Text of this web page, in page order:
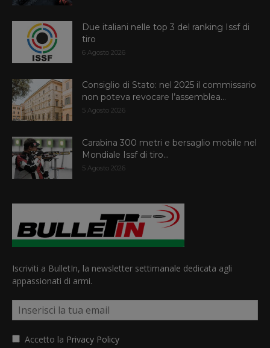
Due italiani nelle top 3 del ranking Issf di
tiro
6 Agosto 2026
Consiglio di Stato: nel 2025 il commissario
non poteva revocare l’assemblea...
5 Agosto 2026
Carabina 300 metri e bersaglio mobile nel
Mondiale Issf di tiro...
5 Agosto 2026
Iscriviti a BulletIn, la newsletter settimanale dedicata agli
appassionati di armi.
Accetto la Privacy Policy